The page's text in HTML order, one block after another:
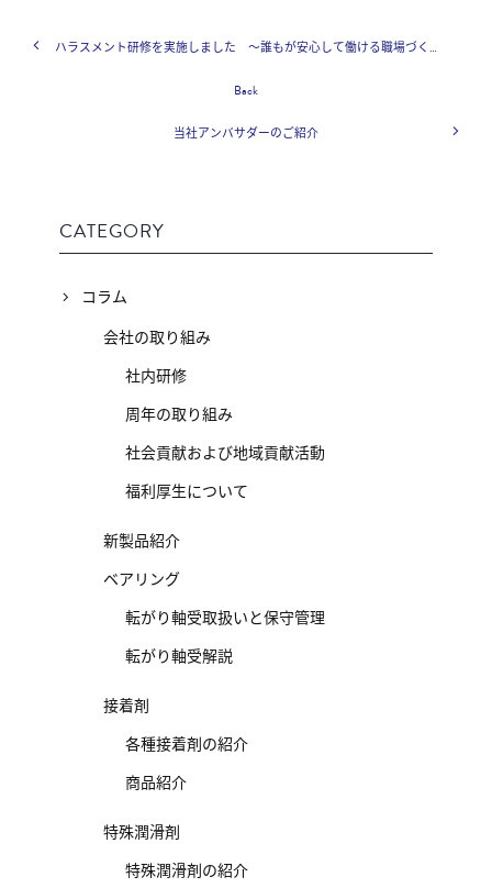
ハラスメント研修を実施しました ～誰もが安心して働ける職場づくりのために～
Back
当社アンバサダーのご紹介
CATEGORY
コラム
会社の取り組み
社内研修
周年の取り組み
社会貢献および地域貢献活動
福利厚生について
新製品紹介
ベアリング
転がり軸受取扱いと保守管理
転がり軸受解説
接着剤
各種接着剤の紹介
商品紹介
特殊潤滑剤
特殊潤滑剤の紹介